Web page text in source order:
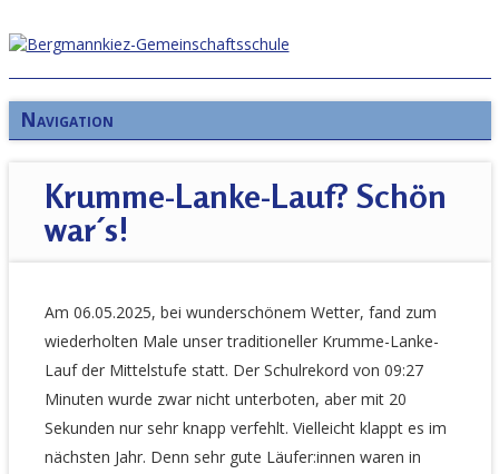
Navigation
Krumme-Lanke-Lauf? Schön
war´s!
Am 06.05.2025, bei wunderschönem Wetter, fand zum
wiederholten Male unser traditioneller Krumme-Lanke-
Lauf der Mittelstufe statt. Der Schulrekord von 09:27
Minuten wurde zwar nicht unterboten, aber mit 20
Sekunden nur sehr knapp verfehlt. Vielleicht klappt es im
nächsten Jahr. Denn sehr gute Läufer:innen waren in